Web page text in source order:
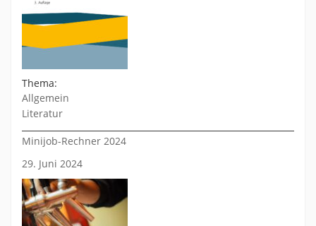
Thema:
Allgemein
Literatur
Minijob-Rechner 2024
29. Juni 2024